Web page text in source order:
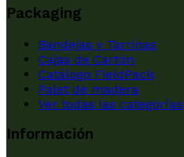
Packaging
Bandejas y Tarrinas
Cajas de Cartón
Catálogo FieldPack
Palet de madera
Ver todas las categorías
Información